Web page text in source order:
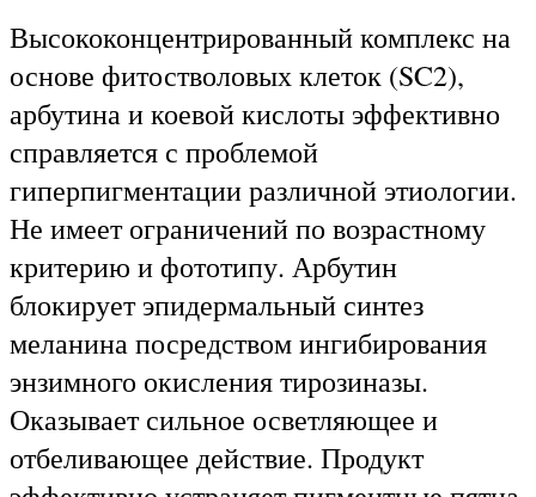
Высококонцентрированный комплекс на
основе фитостволовых клеток (SC2),
арбутина и коевой кислоты эффективно
справляется с проблемой
гиперпигментации различной этиологии.
Не имеет ограничений по возрастному
критерию и фототипу. Арбутин
блокирует эпидермальный синтез
меланина посредством ингибирования
энзимного окисления тирозиназы.
Оказывает сильное осветляющее и
отбеливающее действие. Продукт